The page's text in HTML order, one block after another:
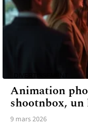
Animation
shootnbox,
9 mars 2026